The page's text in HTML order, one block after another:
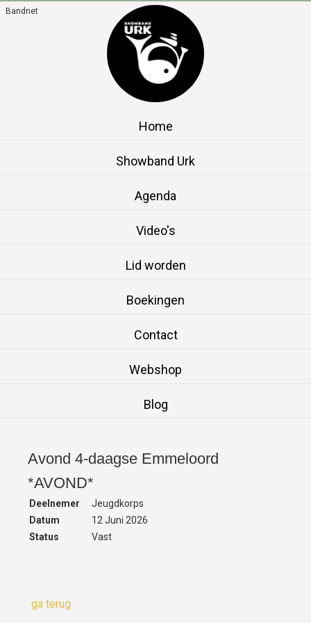
Bandnet
Home
Showband Urk
Agenda
Video's
Lid worden
Boekingen
Contact
Webshop
Blog
Avond 4-daagse Emmeloord
*AVOND*
Deelnemer
Jeugdkorps
Datum
12 Juni 2026
Status
Vast
ga terug